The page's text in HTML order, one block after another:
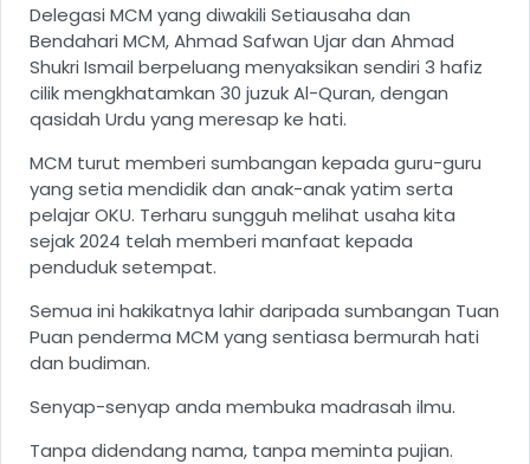
Delegasi MCM yang diwakili Setiausaha dan
Bendahari MCM, Ahmad Safwan Ujar dan Ahmad
Shukri Ismail berpeluang menyaksikan sendiri 3 hafiz
cilik mengkhatamkan 30 juzuk Al-Quran, dengan
qasidah Urdu yang meresap ke hati.
MCM turut memberi sumbangan kepada guru-guru
yang setia mendidik dan anak-anak yatim serta
pelajar OKU. Terharu sungguh melihat usaha kita
sejak 2024 telah memberi manfaat kepada
penduduk setempat.
Semua ini hakikatnya lahir daripada sumbangan Tuan
Puan penderma MCM yang sentiasa bermurah hati
dan budiman.
Senyap-senyap anda membuka madrasah ilmu.
Tanpa didendang nama, tanpa meminta pujian.